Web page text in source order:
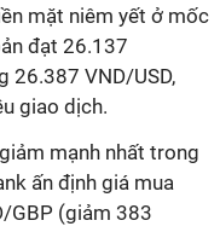
mặt niêm yết ở mốc
đạt 26.137
26.387 VND/USD,
giao dịch.
mạnh nhất trong
ấn định giá mua
GBP (giảm 383